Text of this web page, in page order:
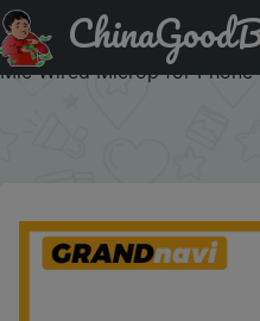
Акція на GRANDnavi Car
Microphone For Mobile
Mic Wired Microp for Phone